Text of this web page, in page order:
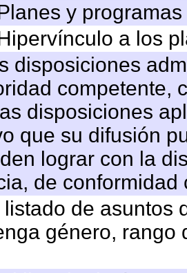
y
a los
disposiciones
competente,
disposiciones
que su difusión
lograr con la
de
listado de asuntos
género, rango